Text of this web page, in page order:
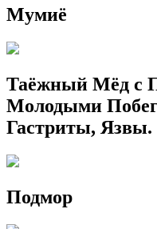
Мумиё
Таёжный Мёд с
Молодыми
Гастриты, Язвы.
Подмор